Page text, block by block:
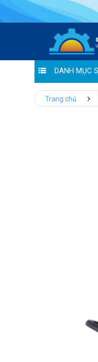
DANH MỤC
Trang chủ